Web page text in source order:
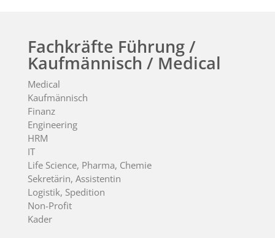
Fachkräfte Führung /
Kaufmännisch / Medical
Medical
Kaufmännisch
Finanz
Engineering
HRM
IT
Life Science, Pharma, Chemie
Sekretärin, Assistentin
Logistik, Spedition
Non-Profit
Kader